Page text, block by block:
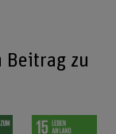
Beitrag zu